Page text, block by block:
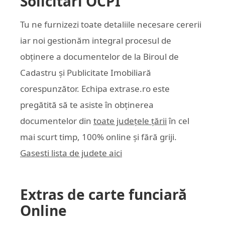
Tu ne furnizezi toate detaliile necesare cererii
iar noi gestionăm integral procesul de
obținere a documentelor de la Biroul de
Cadastru și Publicitate Imobiliară
corespunzător. Echipa extrase.ro este
pregătită să te asiste în obținerea
documentelor din toate județele țării în cel
mai scurt timp, 100% online și fără griji.
Gasesti lista de judete aici
Extras de carte funciară
Online